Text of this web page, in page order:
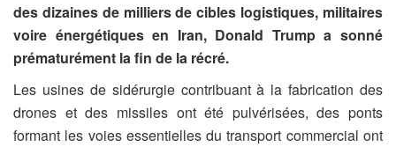
des dizaines de milliers de cibles logistiques, militaires
voire énergétiques en Iran, Donald Trump a sonné
prématurément la fin de la récré.
Les usines de sidérurgie contribuant à la fabrication des
drones et des missiles ont été pulvérisées, des ponts
formant les voies essentielles du transport commercial ont